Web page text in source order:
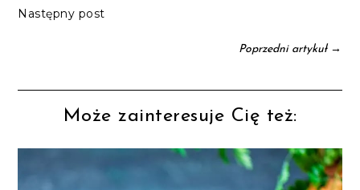
Następny post
Poprzedni artykuł→
Może zainteresuje Cię też: